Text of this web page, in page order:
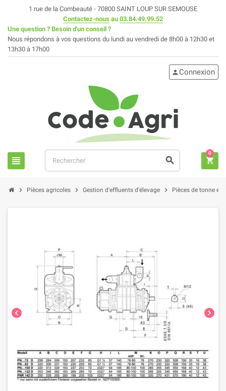
1 rue de la Combeauté - 70800 SAINT LOUP SUR SEMOUSE
Contactez-nous au 03.84.49.99.52
Une question ? Besoin d'un conseil ?
Nous répondons à vos questions du lundi au vendredi de 8h00 à 12h30 et
13h30 à 17h00
view_headline search
person Connexion
shopping_cart
0
chevron_right Pièces agricoles chevron_right Gestion d'effluents d'élevage chevron_right Pièces de tonne et
chevron_left chevron_right